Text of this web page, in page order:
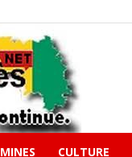
MINES CULTURE